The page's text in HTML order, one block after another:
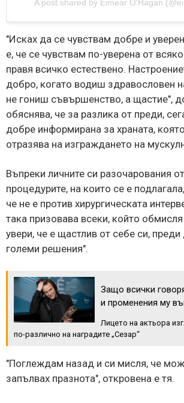
A post shared by Eimear O'Hagan
"Исках да се чувствам добре и
е, че се чувствам по-уверена от
правя всичко естествено.
добро, когато водиш здравословен
не гониш съвършенство, а щастие",
обяснява, че за разлика от преди,
добре информирана за храната,
отразява на изграждането на
Въпреки личните си разочарования
процедурите, на които се е
че не е против хирургическата
така призовава всеки, който
увери, че е щастлив от себе си,
големи решения".
Защо всички
и променения му
Лицето на актьора
по-различно на наградите „Сезар“
"Поглеждам назад и си мисля, че
запълвах празнота", откровена е тя.